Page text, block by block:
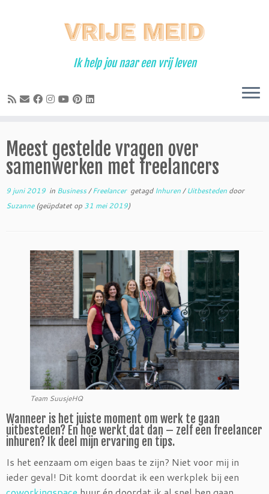
Ik help jou naar een vrij leven
Meest gestelde vragen over
samenwerken met freelancers
9 juni 2019 in Business/Freelancer getagd Inhuren/Uitbesteden door
Suzanne(geüpdatet op 31 mei 2019)
Team SuusjeHQ
Wanneer is het juiste moment om werk te gaan
uitbesteden? En hoe werkt dat dan – zelf een freelancer
inhuren? Ik deel mijn ervaring en tips.
Is het eenzaam om eigen baas te zijn? Niet voor mij in
ieder geval! Dit komt doordat ik een werkplek bij een